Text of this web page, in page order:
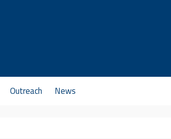
Outreach News